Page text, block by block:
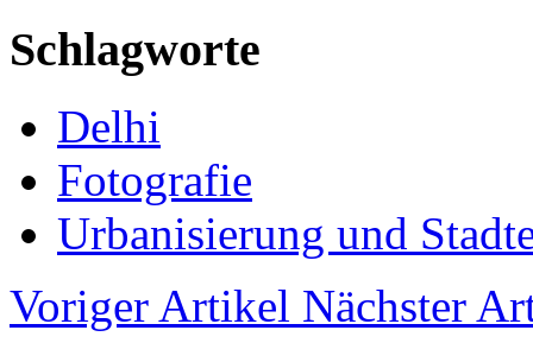
Schlagworte
Delhi
Fotografie
Urbanisierung und
Voriger Artikel Nächster